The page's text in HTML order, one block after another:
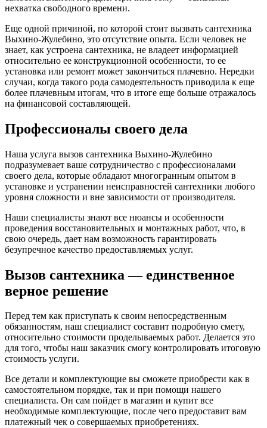
нехватка свободного времени.
Еще одной причиной, по которой стоит вызвать сантехника
Выхино-Жулебино, это отсутствие опыта. Если человек не
знает, как устроена сантехника, не владеет информацией
относительно ее конструкционной особенности, то ее
установка или ремонт может закончиться плачевно. Нередки
случаи, когда такого рода самодеятельность приводила к еще
более плачевным итогам, что в итоге еще больше отражалось
на финансовой составляющей.
Профессионалы своего дела
Наша услуга вызов сантехника Выхино-Жулебино
подразумевает ваше сотрудничество с профессионалами
своего дела, которые обладают многогранным опытом в
установке и устранении неисправностей сантехники любого
уровня сложности и вне зависимости от производителя.
Наши специалисты знают все нюансы и особенности
проведения восстановительных и монтажных работ, что, в
свою очередь, дает нам возможность гарантировать
безупречное качество предоставляемых услуг.
Вызов сантехника — единственное
верное решение
Перед тем как приступать к своим непосредственным
обязанностям, наш специалист составит подробную смету,
относительно стоимости проделываемых работ. Делается это
для того, чтобы наш заказчик смогу контролировать итоговую
стоимость услуги.
Все детали и комплектующие вы сможете приобрести как в
самостоятельном порядке, так и при помощи нашего
специалиста. Он сам пойдет в магазин и купит все
необходимые комплектующие, после чего предоставит вам
платежный чек о совершаемых приобретениях.